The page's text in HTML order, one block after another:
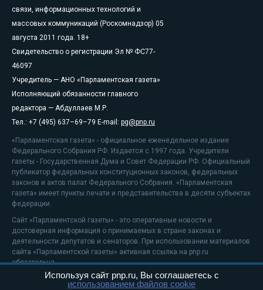
связи, информационных технологий и
массовых коммуникаций (Роскомнадзор) 05
августа 2011 года. 18+
Свидетельство о регистрации Эл № ФС77-
46097
Учредитель — АНО «Парламентская газета»
Исполняющий обязанности главного
редактора — Абдуллаев М.Р.
Тел.: +7 (495) 637–69–79 E-mail: pg@pnp.ru
«Парламентская газета» - официальное еженедельное издание
Федерального Собрания РФ. Издается с 1997 года. Учредители
газеты - Государственная Дума и Совет Федерации РФ. Официальный
публикатор федеральных конституционных законов, федеральных
законов и актов палат Федерального Собрания. «Парламентская
газета» имеет пункты печати и представительства в десяти субъектах
федерации.
Сайт «Парламентской газеты» - это оперативные новости и
достоверная информация о принимаемых в стране законах и
деятельности депутатов и сенаторов. При использовании материалов
сайта «Парламентской газеты» активная ссылка на pnp.ru
обязательна.
На информационном ресурсе применяютсярекомендательные
Используя сайт pnp.ru, Вы соглашаетесь с
использованием файлов cookie